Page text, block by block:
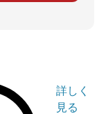
詳しく
見る